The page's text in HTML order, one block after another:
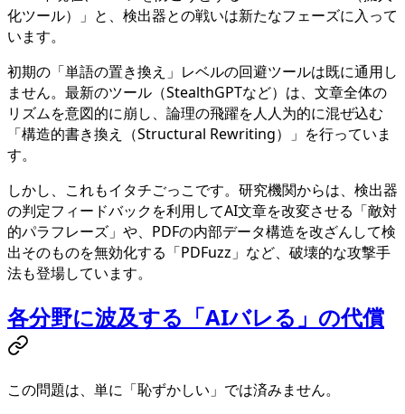
化ツール）」と、検出器との戦いは新たなフェーズに入って
います。
初期の「単語の置き換え」レベルの回避ツールは既に通用し
ません。最新のツール（StealthGPTなど）は、文章全体の
リズムを意図的に崩し、論理の飛躍を人人为的に混ぜ込む
「構造的書き換え（Structural Rewriting）」を行っていま
す。
しかし、これもイタチごっこです。研究機関からは、検出器
の判定フィードバックを利用してAI文章を改変させる「敵対
的パラフレーズ」や、PDFの内部データ構造を改ざんして検
出そのものを無効化する「PDFuzz」など、破壊的な攻撃手
法も登場しています。
各分野に波及する「AIバレる」の代償
この問題は、単に「恥ずかしい」では済みません。